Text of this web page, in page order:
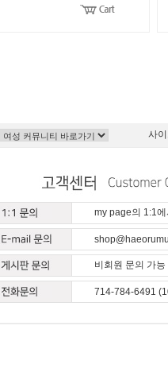
사
my page의 1:1
비회원 문의 가능
714-784-6491